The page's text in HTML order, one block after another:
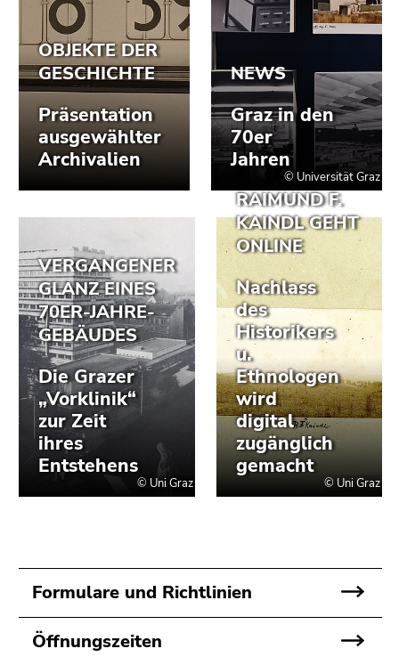
Formulare und Richtlinien
Öffnungszeiten